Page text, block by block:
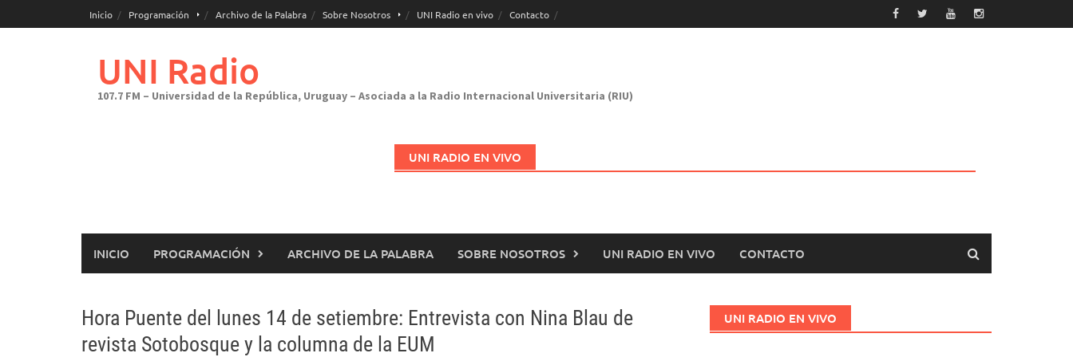
al
Inicio Programación Archivo de la Palabra Sobre Nosotros UNI Radio en vivo Contacto
UNI Radio
107.7 FM – Universidad de la República, Uruguay – Asociada a la Radio Internacional Universitaria (RIU)
UNI RADIO EN VIVO
INICIO PROGRAMACIÓN ARCHIVO DE LA PALABRA SOBRE NOSOTROS UNI RADIO EN VIVO CONTACTO
Hora Puente del lunes 14 de setiembre: Entrevista con Nina Blau de
revista Sotobosque y la columna de la EUM
UNI RADIO EN VIVO